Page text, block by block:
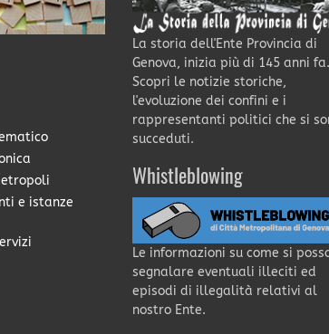
e istanze
La storia dell'Ente Provincia di
Genova, inizia più di 145 anni fa.
Scopri le notizie storiche,
l'evoluzione dei confini e i
rappresentanti politici che si
succeduti.
Whistleblowing
Le informazioni su come si
segnalare eventuali illeciti ed
episodi di illegalità relativi al
nostro Ente.